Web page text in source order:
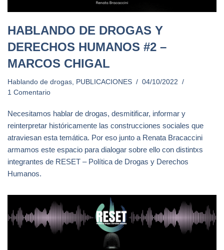
HABLANDO DE DROGAS Y
DERECHOS HUMANOS #2 –
MARCOS CHIGAL
Hablando de drogas PUBLICACIONES
04/10/2022
1 Comentario
Necesitamos hablar de drogas, desmitificar, informar y
reinterpretar históricamente las construcciones sociales que
atraviesan esta temática. Por eso junto a Renata Bracaccini
armamos este espacio para dialogar sobre ello con distintxs
integrantes de RESET – Política de Drogas y Derechos
Humanos.